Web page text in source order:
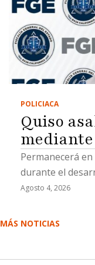
POLICIACA
Quiso
Permanecerá
durante el
Agosto 4, 2026
MÁS NOTICIAS